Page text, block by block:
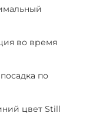
во время
по
цвет Still